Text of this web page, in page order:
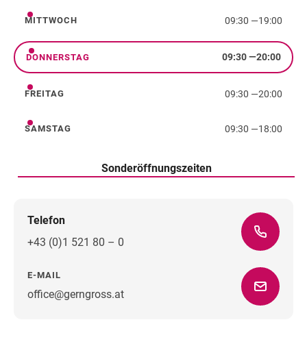
Mittwoch
MITTWOCH 09:30 —19:00
Donnerstag
DONNERSTAG 09:30—20:00
Freitag
FREITAG 09:30 —20:00
Samstag
SAMSTAG 09:30 —18:00
Sonderöffnungszeiten
Telefon
+43 (0)1 521 80 – 0
E-MAIL
office@gerngross.atWegbeschreibung